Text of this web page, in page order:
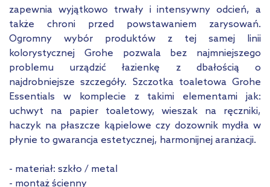
zapewnia wyjątkowo trwały i intensywny odcień, a
także chroni przed powstawaniem zarysowań.
Ogromny wybór produktów z tej samej linii
kolorystycznej Grohe pozwala bez najmniejszego
problemu urządzić łazienkę z dbałością o
najdrobniejsze szczegóły. Szczotka toaletowa Grohe
Essentials w komplecie z takimi elementami jak:
uchwyt na papier toaletowy, wieszak na ręczniki,
haczyk na płaszcze kąpielowe czy dozownik mydła w
płynie to gwarancja estetycznej, harmonijnej aranżacji.
- materiał: szkło / metal
- montaż ścienny